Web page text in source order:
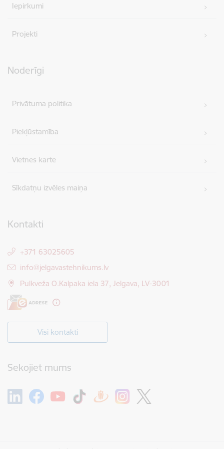
Iepirkumi
Projekti
Noderīgi
Privātuma politika
Piekļūstamība
Vietnes karte
Sīkdatņu izvēles maiņa
Kontakti
+371 63025605
E-pasts:
info@jelgavastehnikums.lv
Pulkveža O.Kalpaka iela 37, Jelgava, LV-3001
Visi kontakti
Sekojiet mums